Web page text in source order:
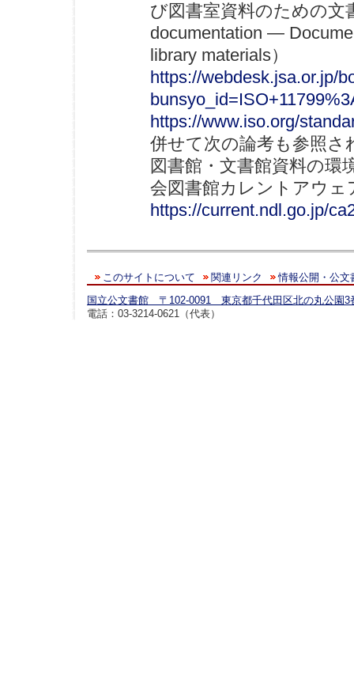
び図書室資料のための文
documentation —
library materials）
https://webdesk.jsa.or.jp/
https://www.iso.org/
併せて次の論考も参照さ
図書館・文書館資料の環
会図書館カレントアウェ
https://current.ndl.go.jp/
このサイトについて 関連リンク
情報公開・公文
国立公文書館 〒102-0091 東京都千代田区北の丸公園3
電話：03-3214-0621（代表）